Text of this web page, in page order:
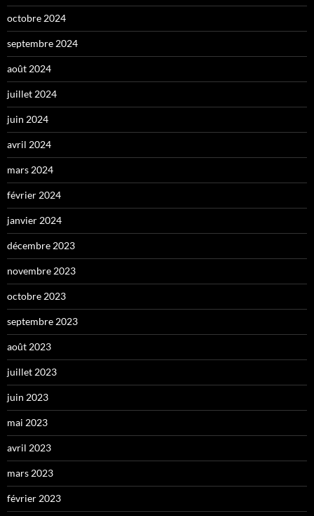
octobre 2024
septembre 2024
août 2024
juillet 2024
juin 2024
avril 2024
mars 2024
février 2024
janvier 2024
décembre 2023
novembre 2023
octobre 2023
septembre 2023
août 2023
juillet 2023
juin 2023
mai 2023
avril 2023
mars 2023
février 2023